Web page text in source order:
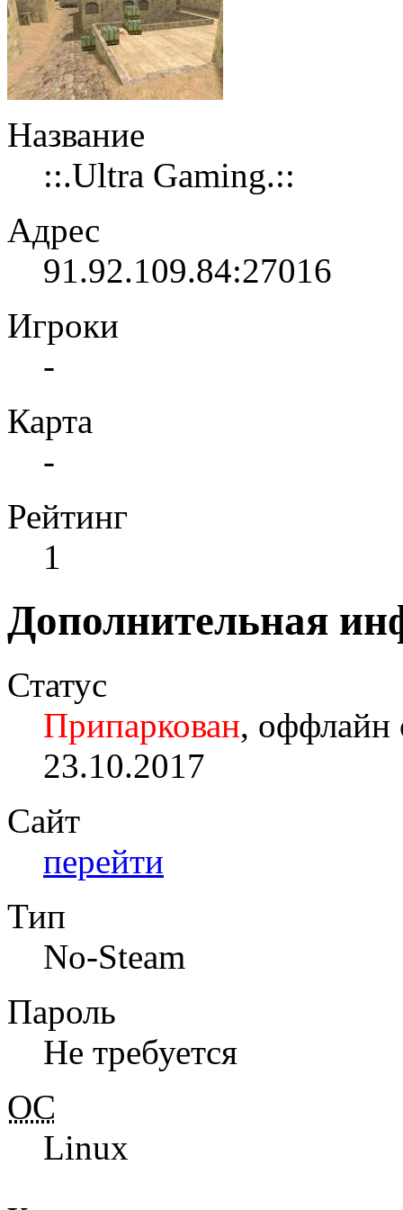
Название
::.Ultra Gaming.::
Адрес
91.92.109.84:27016
Игроки
-
Карта
-
Рейтинг
1
Дополнительная
Статус
Припаркован, оффлайн
23.10.2017
Сайт
перейти
Тип
No-Steam
Пароль
Не требуется
ОС
Linux